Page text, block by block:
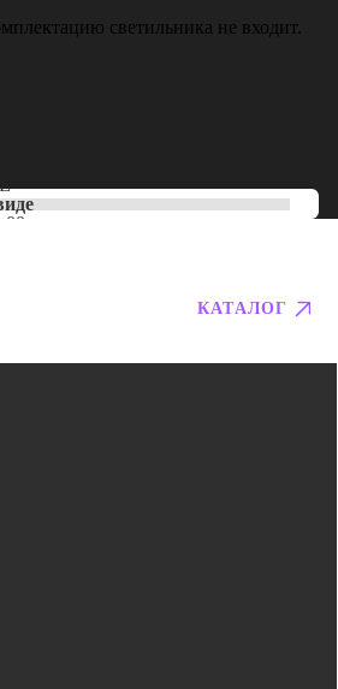
светильника не входит.
00
КАТАЛОГ